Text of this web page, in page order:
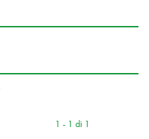
1 - 1 di 1